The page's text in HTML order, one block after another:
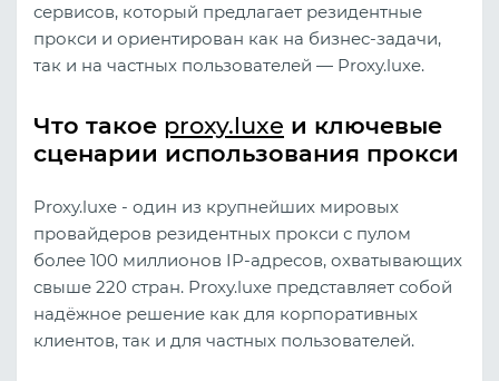
сервисов, который предлагает резидентные
прокси и ориентирован как на бизнес‑задачи,
так и на частных пользователей — Proxy.luxe.
Что такое proxy.luxe и ключевые
сценарии использования прокси
Proxy.luxe - один из крупнейших мировых
провайдеров резидентных прокси с пулом
более 100 миллионов IP-адресов, охватывающих
свыше 220 стран. Proxy.luxe представляет собой
надёжное решение как для корпоративных
клиентов, так и для частных пользователей.